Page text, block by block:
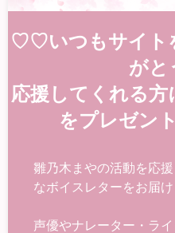
♡♡いつもサイト
が
応援してくれる
をプレゼン
雛乃木まやの活動を応
なボイスレターをお届け
声優やナレーター・ラ